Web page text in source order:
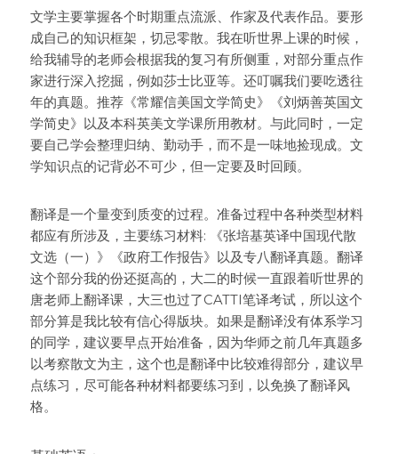
文学主要掌握各个时期重点流派、作家及代表作品。要形
成自己的知识框架，切忌零散。我在听世界上课的时候，
给我辅导的老师会根据我的复习有所侧重，对部分重点作
家进行深入挖掘，例如莎士比亚等。还叮嘱我们要吃透往
年的真题。推荐《常耀信美国文学简史》《刘炳善英国文
学简史》以及本科英美文学课所用教材。与此同时，一定
要自己学会整理归纳、勤动手，而不是一味地捡现成。文
学知识点的记背必不可少，但一定要及时回顾。
翻译是一个量变到质变的过程。准备过程中各种类型材料
都应有所涉及，主要练习材料: 《张培基英译中国现代散
文选（一）》《政府工作报告》以及专八翻译真题。翻译
这个部分我的份还挺高的，大二的时候一直跟着听世界的
唐老师上翻译课，大三也过了CATTI笔译考试，所以这个
部分算是我比较有信心得版块。如果是翻译没有体系学习
的同学，建议要早点开始准备，因为华师之前几年真题多
以考察散文为主，这个也是翻译中比较难得部分，建议早
点练习，尽可能各种材料都要练习到，以免换了翻译风
格。